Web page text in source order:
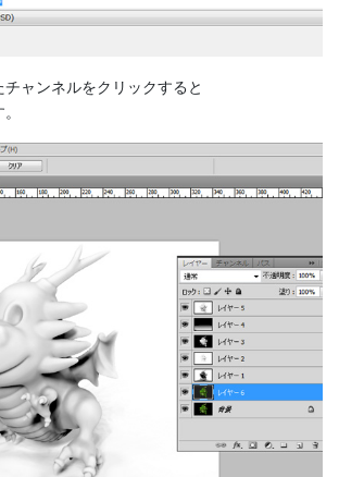
ャンネルをクリックすると